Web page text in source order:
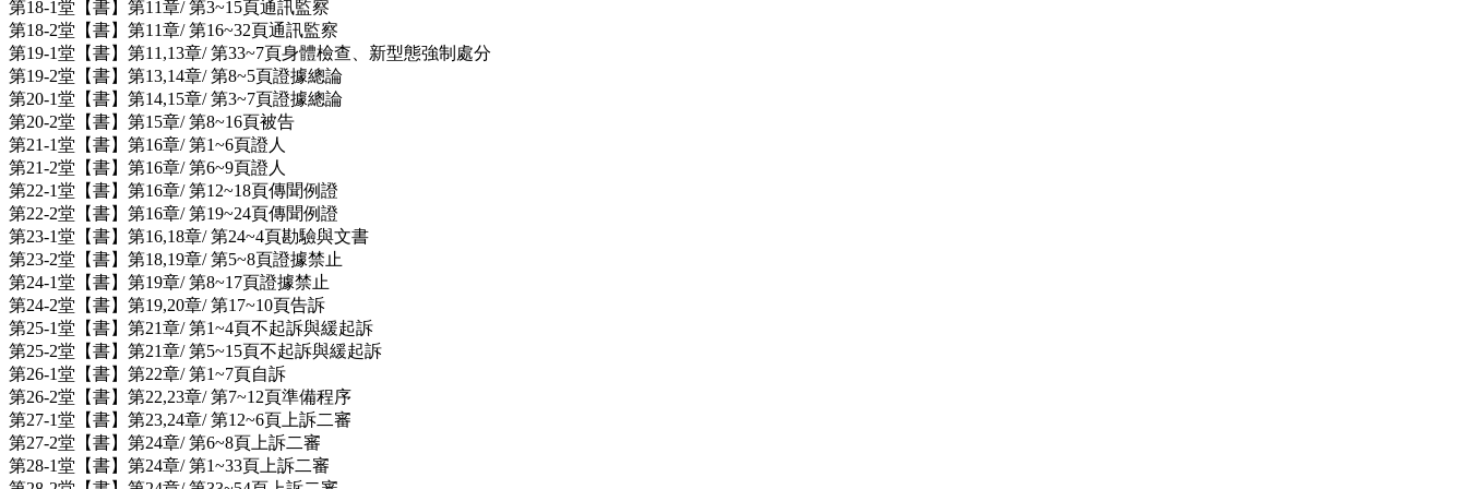
第18-1堂【書】第11章/ 第3~15頁通訊監察
第18-2堂【書】第11章/ 第16~32頁通訊監察
第19-1堂【書】第11,13章/ 第33~7頁身體檢查、新型態強制處分
第19-2堂【書】第13,14章/ 第8~5頁證據總論
第20-1堂【書】第14,15章/ 第3~7頁證據總論
第20-2堂【書】第15章/ 第8~16頁被告
第21-1堂【書】第16章/ 第1~6頁證人
第21-2堂【書】第16章/ 第6~9頁證人
第22-1堂【書】第16章/ 第12~18頁傳聞例證
第22-2堂【書】第16章/ 第19~24頁傳聞例證
第23-1堂【書】第16,18章/ 第24~4頁勘驗與文書
第23-2堂【書】第18,19章/ 第5~8頁證據禁止
第24-1堂【書】第19章/ 第8~17頁證據禁止
第24-2堂【書】第19,20章/ 第17~10頁告訴
第25-1堂【書】第21章/ 第1~4頁不起訴與緩起訴
第25-2堂【書】第21章/ 第5~15頁不起訴與緩起訴
第26-1堂【書】第22章/ 第1~7頁自訴
第26-2堂【書】第22,23章/ 第7~12頁準備程序
第27-1堂【書】第23,24章/ 第12~6頁上訴二審
第27-2堂【書】第24章/ 第6~8頁上訴二審
第28-1堂【書】第24章/ 第1~33頁上訴二審